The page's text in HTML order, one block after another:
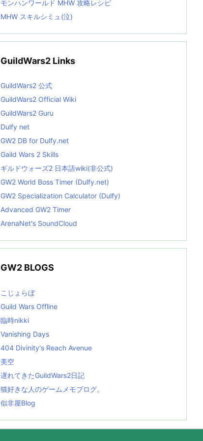
モンハンワールド MHW 攻略レシピ
MHW スキルシミュ(泣)
GuildWars2 Links
GuildWars2 公式
GuildWars2 Official Wiki
GuildWars2 Guru
Dulfy net
GW2 DB for Dulfy.net
Gaild Wars 2 Skills
ギルドウォーズ2 日本語wiki(非公式)
GW2 World Boss Timer (Dulfy.net)
GW2 Specialization Calculator (Dulfy)
Advanced GW2 Timer
ArenaNet's SoundCloud
GW2 BLOGS
こじょらぼ
Guild Wars Offline
臨時nikki
Vanishing Days
404 Divinity's Reach Avenue
美空
遅れてきたGuildWars2日記
猫好きな人のゲームメモブログ。
似非屋Blog